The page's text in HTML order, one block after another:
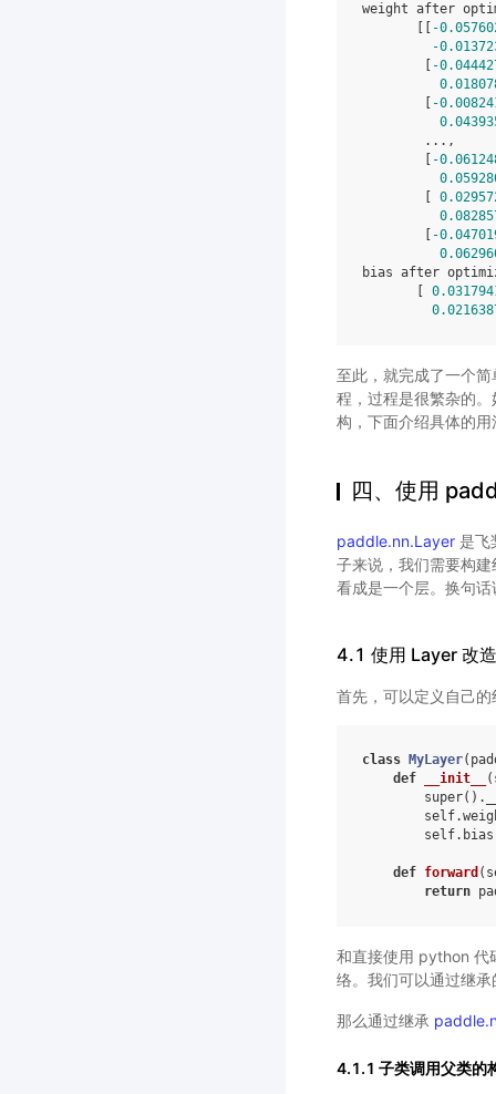
weight after
-
-
-
-
... ,
-
-
bias after
至此，就完成了一个
程，过程是很繁杂的
构，下面介绍具体的用
四、使用
paddle.nn.Layer 是飞
子来说，我们需要构
看成是一个层。换句
4.1 使用 Layer 改
首先，可以定义自己的
class MyLayer(
def
__init__ (
super() .
self.
self. bias
def forward (
return
和直接使用 python 代
络。我们可以通过继
那么通过继承
4.1.1 子类调用父类的